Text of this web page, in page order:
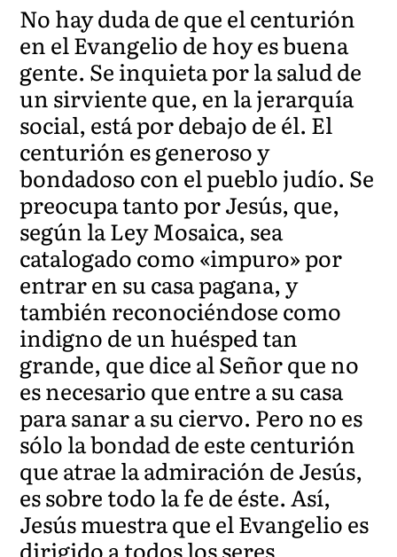
No hay duda de que el centurión
en el Evangelio de hoy es buena
gente. Se inquieta por la salud de
un sirviente que, en la jerarquía
social, está por debajo de él. El
centurión es generoso y
bondadoso con el pueblo judío. Se
preocupa tanto por Jesús, que,
según la Ley Mosaica, sea
catalogado como «impuro» por
entrar en su casa pagana, y
también reconociéndose como
indigno de un huésped tan
grande, que dice al Señor que no
es necesario que entre a su casa
para sanar a su ciervo. Pero no es
sólo la bondad de este centurión
que atrae la admiración de Jesús,
es sobre todo la fe de éste. Así,
Jesús muestra que el Evangelio es
dirigido a todos los seres